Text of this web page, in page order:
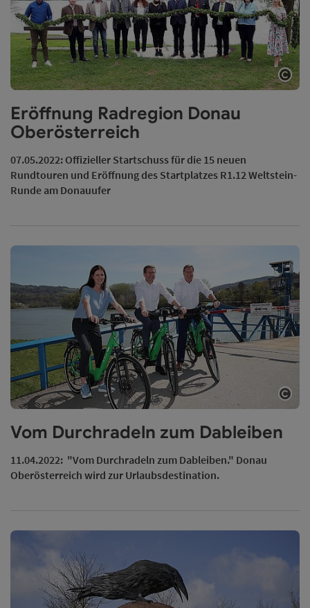
Eröffnung Radregion Donau
Oberösterreich
07.05.2022: Offizieller Startschuss für die 15 neuen
Rundtouren und Eröffnung des Startplatzes R1.12 Weltstein-
Runde am Donauufer
Vom Durchradeln zum Dableiben
11.04.2022: "Vom Durchradeln zum Dableiben." Donau
Oberösterreich wird zur Urlaubsdestination.